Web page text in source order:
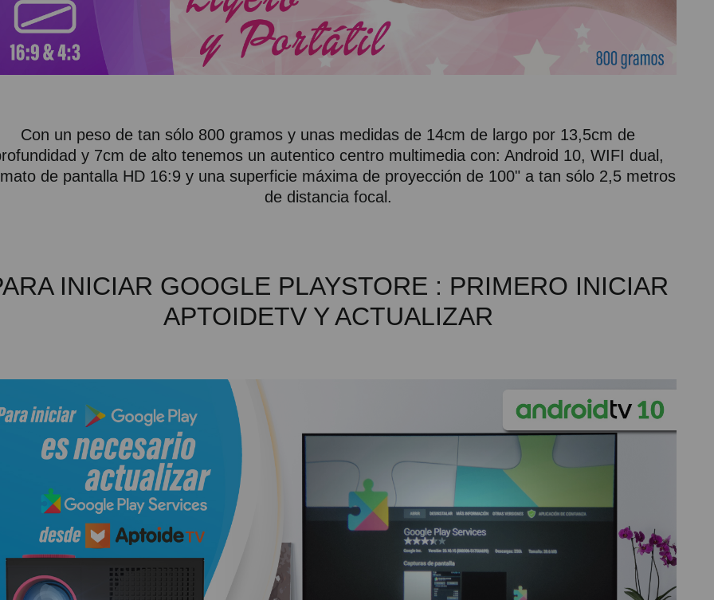
Con un peso de tan sólo 800 gramos y unas medidas de 14cm de largo por 13,5cm de
y 7cm de alto tenemos un autentico centro multimedia con: Android 10, WIFI dual,
de pantalla HD 16:9 y una superficie máxima de proyección de 100" a tan sólo 2,5 metros
de distancia focal.
INICIAR GOOGLE PLAYSTORE : PRIMERO INICIAR
APTOIDETV Y ACTUALIZAR